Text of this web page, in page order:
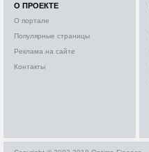
О ПРОЕКТЕ
О портале
Популярные страницы
Реклама на сайте
Контакты